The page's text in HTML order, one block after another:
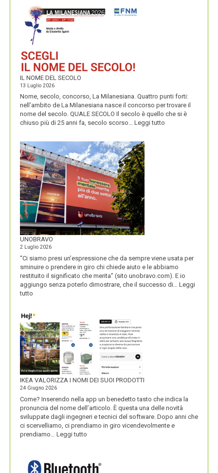
E
IL NOME DEL SECOLO
13 Luglio 2026
Nome, secolo, concorso, La Milanesiana. Quattro punti forti:
nell’ambito de La Milanesiana nasce il concorso per trovare il
nome del secolo. QUALE SECOLO Il secolo è quello che si è
chiuso più di 25 anni fa, secolo scorso… Leggi tutto
UNOBRAVO
2 Luglio 2026
“Ci siamo presi un’espressione che da sempre viene usata per
sminuire o prendere in giro chi chiede aiuto e le abbiamo
restituito il significato che merita” (sito unobravo.com). E io
aggiungo senza poterlo dimostrare, che il successo di… Leggi
tutto
IKEA VALORIZZA I NOMI DEI SUOI PRODOTTI
24 Giugno 2026
Come? Inserendo nella app un benedetto tasto che indica la
pronuncia del nome dell’articolo. È questa una delle novità
sviluppate dagli ingegneri e tecnici del software. Dopo anni che
ci scervelliamo, ci prendiamo in giro vicendevolmente e
prendiamo… Leggi tutto
NOMI